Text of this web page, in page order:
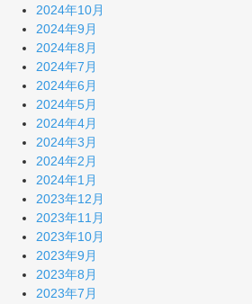
2024年10月
2024年9月
2024年8月
2024年7月
2024年6月
2024年5月
2024年4月
2024年3月
2024年2月
2024年1月
2023年12月
2023年11月
2023年10月
2023年9月
2023年8月
2023年7月